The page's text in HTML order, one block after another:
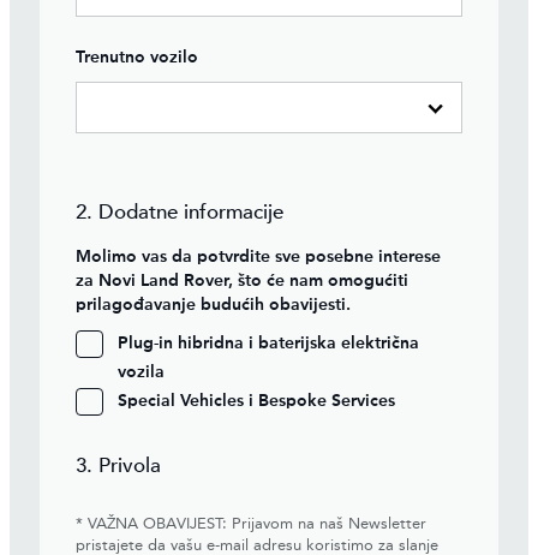
Trenutno vozilo
2. Dodatne informacije
Molimo vas da potvrdite sve posebne interese
za Novi Land Rover, što će nam omogućiti
prilagođavanje budućih obavijesti.
Plug-in hibridna i baterijska električna
vozila
Special Vehicles i Bespoke Services
3. Privola
* VAŽNA OBAVIJEST: Prijavom na naš Newsletter
pristajete da vašu e-mail adresu koristimo za slanje